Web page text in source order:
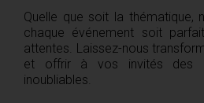
Quelle que soit la thématique,
chaque événement soit
attentes. Laissez-nous
et offrir à vos invités des
inoubliables.